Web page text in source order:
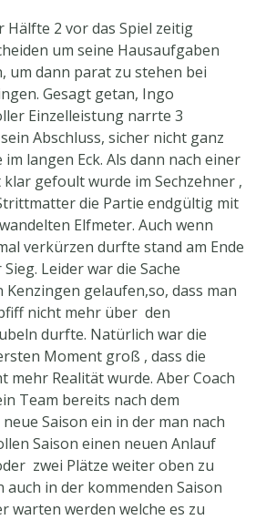
Hälfte 2 vor das Spiel zeitig
um seine Hausaufgaben
um dann parat zu stehen bei
Gesagt getan, Ingo
Einzelleistung narrte 3
Abschluss, sicher nicht ganz
langen Eck. Als dann nach einer
klar gefoult wurde im Sechzehner ,
die Partie endgültig mit
Elfmeter. Auch wenn
verkürzen durfte stand am Ende
Leider war die Sache
Kenzingen gelaufen,so, dass man
nicht mehr über den
durfte. Natürlich war die
Moment groß , dass die
mehr Realität wurde. Aber Coach
Team bereits nach dem
Saison ein in der man nach
Saison einen neuen Anlauf
zwei Plätze weiter oben zu
auch in der kommenden Saison
warten werden welche es zu